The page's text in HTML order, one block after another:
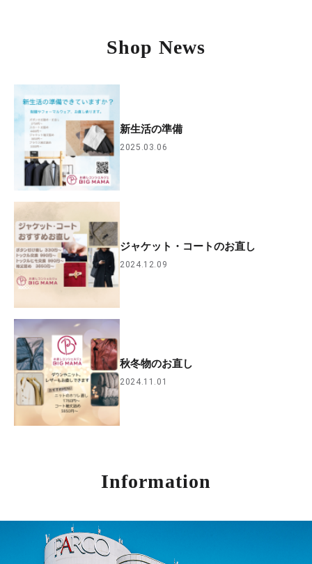
Shop News
新生活の準備
2025.03.06
ジャケット・コートのお直し
2024.12.09
秋冬物のお直し
2024.11.01
Information